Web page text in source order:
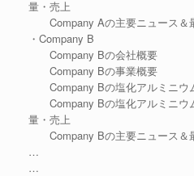
量・売上
Company Aの主要ニュース＆
・Company B
Company Bの会社概要
Company Bの事業概要
Company Bの塩化アルミニウ
Company Bの塩化アルミニウ
量・売上
Company Bの主要ニュース＆
…
…